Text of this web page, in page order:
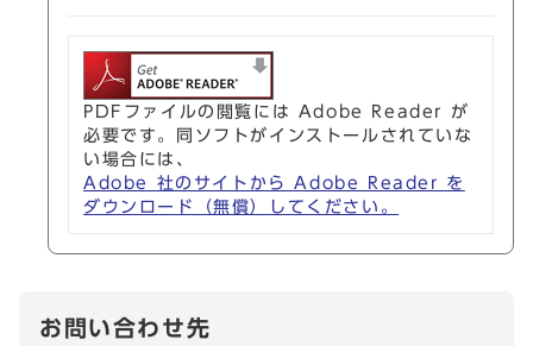
PDFファイルの閲覧には Adobe Reader が
必要です。同ソフトがインストールされていな
い場合には、
Adobe 社のサイトから Adobe Reader を
ダウンロード（無償）してください。
お問い合わせ先